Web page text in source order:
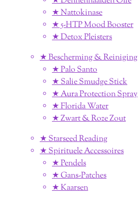
★ Nattokinase
★ 5-HTP Mood Booster
★ Detox Pleisters
★ Bescherming & Reiniging
★ Palo Santo
★ Salie Smudge Stick
★ Aura Protection Spray
★ Florida Water
★ Zwart & Roze Zout
★ Starseed Reading
★ Spirituele Accessoires
★ Pendels
★ Gans-Patches
★ Kaarsen